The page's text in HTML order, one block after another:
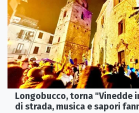
Longobucco, torna "Vinedde
di strada, musica e sapori